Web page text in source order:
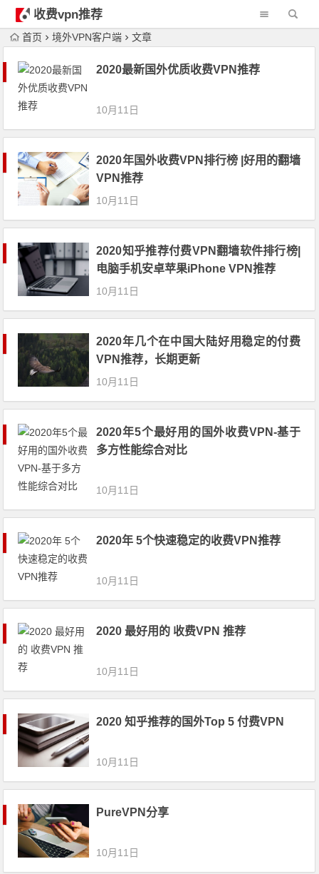
收费vpn推荐
首页 境外VPN客户端 文章
2020最新国外优质收费VPN推荐
10月11日
2020年国外收费VPN排行榜 |好用的翻墙
VPN推荐
10月11日
2020知乎推荐付费VPN翻墙软件排行榜|
电脑手机安卓苹果iPhone VPN推荐
10月11日
2020年几个在中国大陆好用稳定的付费
VPN推荐，长期更新
10月11日
2020年5个最好用的国外收费VPN-基于
多方性能综合对比
10月11日
2020年 5个快速稳定的收费VPN推荐
10月11日
2020 最好用的 收费VPN 推荐
10月11日
2020 知乎推荐的国外Top 5 付费VPN
10月11日
PureVPN分享
10月11日